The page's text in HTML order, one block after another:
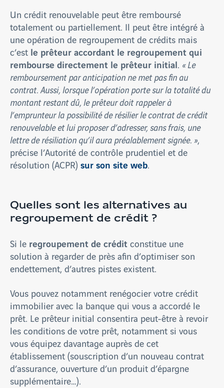
Un crédit renouvelable peut être remboursé
totalement ou partiellement. Il peut être intégré à
une opération de regroupement de crédits mais
c’est le prêteur accordant le regroupement qui
rembourse directement le prêteur initial. « Le
remboursement par anticipation ne met pas fin au
contrat. Aussi, lorsque l’opération porte sur la totalité du
montant restant dû, le prêteur doit rappeler à
l’emprunteur la possibilité de résilier le contrat de crédit
renouvelable et lui proposer d’adresser, sans frais, une
lettre de résiliation qu’il aura préalablement signée. »,
précise l’Autorité de contrôle prudentiel et de
résolution (ACPR) sur son site web.
Quelles sont les alternatives au
regroupement de crédit ?
Si le regroupement de créditconstitue une
solution à regarder de près afin d’optimiser son
endettement, d’autres pistes existent.
Vous pouvez notamment renégocier votre crédit
immobilier avec la banque qui vous a accordé le
prêt. Le prêteur initial consentira peut-être à revoir
les conditions de votre prêt, notamment si vous
vous équipez davantage auprès de cet
établissement (souscription d’un nouveau contrat
d’assurance, ouverture d’un produit d’épargne
supplémentaire…).